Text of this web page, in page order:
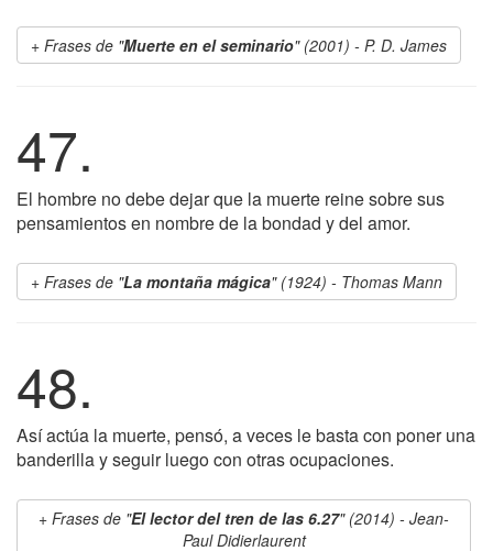
Frases de "Muerte en el seminario" (2001) - P. D. James
47.
El hombre no debe dejar que la muerte reine sobre sus
pensamientos en nombre de la bondad y del amor.
Frases de "La montaña mágica" (1924) - Thomas Mann
48.
Así actúa la muerte, pensó, a veces le basta con poner una
banderilla y seguir luego con otras ocupaciones.
Frases de "El lector del tren de las 6.27" (2014) - Jean-
Paul Didierlaurent